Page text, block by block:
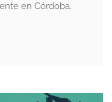
en Córdoba.